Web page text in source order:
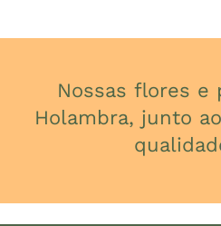
Nossas flores e
Holambra, junto